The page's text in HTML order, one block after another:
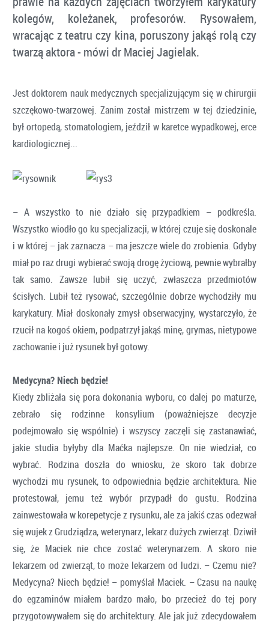
kolegów, koleżanek, profesorów. Rysowałem,
wracając z teatru czy kina, poruszony jakąś rolą czy
twarzą aktora - mówi dr Maciej Jagielak.
Jest doktorem nauk medycznych specjalizującym się w chirurgii
szczękowo‑twarzowej. Zanim został mistrzem w tej dziedzinie,
był ortopedą, stomatologiem, jeździł w karetce wypadkowej, erce
kardiologicznej...
– A wszystko to nie działo się przypadkiem – podkreśla.
Wszystko wiodło go ku specjalizacji, w której czuje się doskonale
i w której – jak zaznacza – ma jeszcze wiele do zrobienia. Gdyby
miał po raz drugi wybierać swoją drogę życiową, pewnie wybrałby
tak samo. Zawsze lubił się uczyć, zwłaszcza przedmiotów
ścisłych. Lubił też rysować, szczególnie dobrze wychodziły mu
karykatury. Miał doskonały zmysł obserwacyjny, wystarczyło, że
rzucił na kogoś okiem, podpatrzył jakąś minę, grymas, nietypowe
zachowanie i już rysunek był gotowy.
Medycyna? Niech będzie!
Kiedy zbliżała się pora dokonania wyboru, co dalej po maturze,
zebrało się rodzinne konsylium (poważniejsze decyzje
podejmowało się wspólnie) i wszyscy zaczęli się zastanawiać,
jakie studia byłyby dla Maćka najlepsze. On nie wiedział, co
wybrać. Rodzina doszła do wniosku, że skoro tak dobrze
wychodzi mu rysunek, to odpowiednia będzie architektura. Nie
protestował, jemu też wybór przypadł do gustu. Rodzina
zainwestowała w korepetycje z rysunku, ale za jakiś czas odezwał
się wujek z Grudziądza, weterynarz, lekarz dużych zwierząt. Dziwił
się, że Maciek nie chce zostać weterynarzem. A skoro nie
lekarzem od zwierząt, to może lekarzem od ludzi. – Czemu nie?
Medycyna? Niech będzie! – pomyślał Maciek. – Czasu na naukę
do egzaminów miałem bardzo mało, bo przecież do tej pory
przygotowywałem się do architektury. Ale jak już zdecydowałem